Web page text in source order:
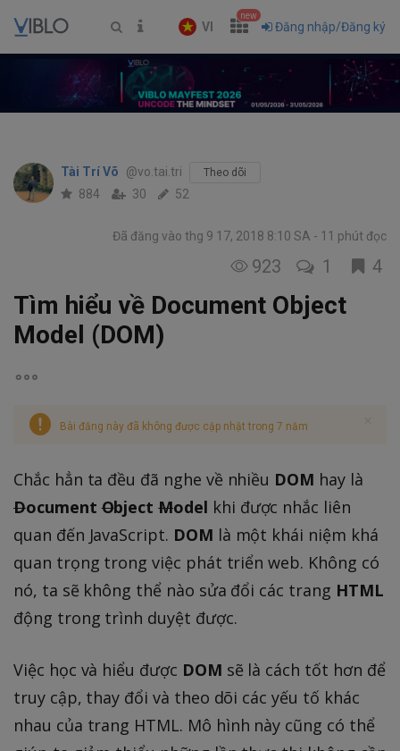
VI
new
Đăng nhập/Đăng ký
Tài Trí Võ @vo.tai.tri Theo dõi
884 30 52
Đã đăng vào thg 9 17, 2018 8:10 SA 11 phút đọc
923 1 4
Tìm hiểu về Document Object
Model (DOM)
Bài đăng này đã không được cập nhật trong 7 năm
Chắc hẳn ta đều đã nghe về nhiều DOM hay là
DocumentObjectModel khi được nhắc liên
quan đến JavaScript. DOM là một khái niệm khá
quan trọng trong việc phát triển web. Không có
nó, ta sẽ không thể nào sửa đổi các trang HTML
động trong trình duyệt được.
Việc học và hiểu được DOM sẽ là cách tốt hơn để
truy cập, thay đổi và theo dõi các yếu tố khác
nhau của trang HTML. Mô hình này cũng có thể